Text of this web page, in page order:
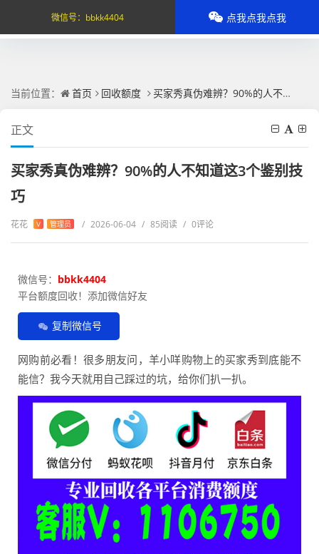
当前位置： 首页 回收额度 买家秀真伪难辨？90%的人不知道这3个鉴别技巧
正文
买家秀真伪难辨？90%的人不知道这3个鉴别技
巧
花花 V 管理员 / 2026-06-04 / 85阅读 / 0评论
微信号： bbkk4404
平台额度回收！添加微信好友
复制微信号
网购前必看！很多朋友问，羊小咩购物上的买家秀到底能不
能信？我今天就用自己踩过的坑，给你们扒一扒。
微信号： bbkk4404 点我点我点我